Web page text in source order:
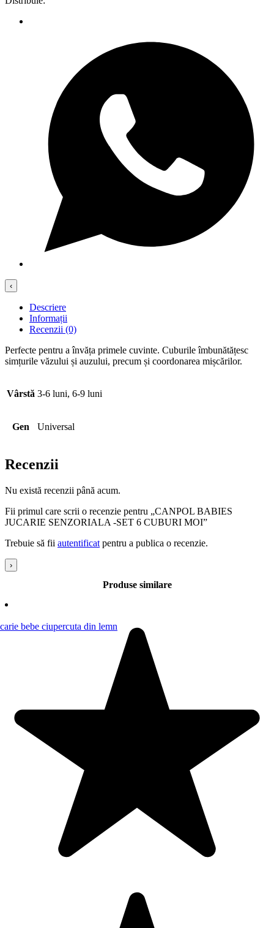
‹
Descriere
Informații
Recenzii (0)
Perfecte pentru a învăța primele cuvinte. Cuburile îmbunătățesc
simțurile văzului și auzului, precum și coordonarea mișcărilor.
Vârstă 3-6 luni, 6-9 luni
Gen Universal
Recenzii
Nu există recenzii până acum.
Fii primul care scrii o recenzie pentru „CANPOL BABIES
JUCARIE SENZORIALA -SET 6 CUBURI MOI”
Trebuie să fii autentificat pentru a publica o recenzie.
›
Produse similare